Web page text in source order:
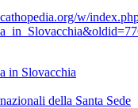
w/
in Slovacchia
della Santa Sede